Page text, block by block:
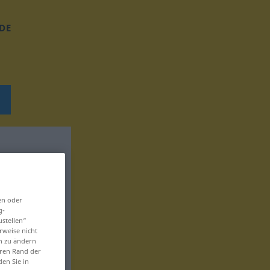
DE
oder
nicht
zu ändern
Rand der
Sie in